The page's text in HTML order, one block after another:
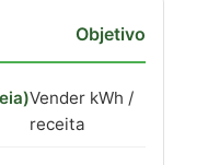
Objetivo
Vender kWh /
receita